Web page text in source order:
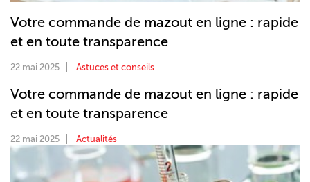
Votre commande de mazout en ligne : rapide
et en toute transparence
22 mai 2025 Astuces et conseils
Votre commande de mazout en ligne : rapide
et en toute transparence
22 mai 2025 Actualités